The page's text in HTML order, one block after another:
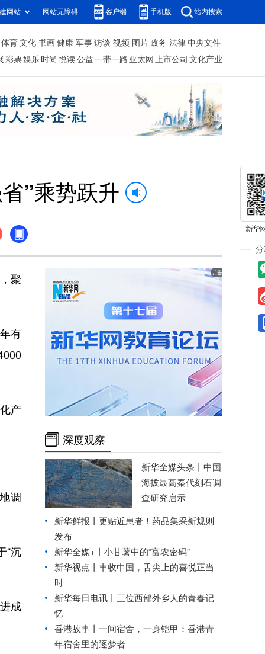
网站 网站无障碍 客户端 手机版 站内搜索
体育 文化 书画 健康 军事 访谈 视频 图片 政务 法律 中央文件
彩票娱乐 时尚 悦读 公益 一带一路 亚太网 上市公司 文化产业
”乘势跃升
聚
有
产
调
“沉
成
深度观察
新华全媒头条丨 中国
海拔最高秦代刻石调
查研究启示
新华鲜报丨更贴近患者！药品集采新规则
发布
新华全媒+丨 小甘薯中的“富农密码”
新华视点丨 丰收中国，舌尖上的喜悦正当
时
新华每日电讯丨 三位西部外乡人的青春记
忆
香港故事丨 一间宿舍，一身铠甲：香港青
年宿舍里的逐梦者